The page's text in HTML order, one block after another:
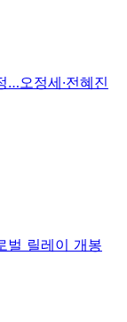
…오정세·전혜진
벌 릴레이 개봉